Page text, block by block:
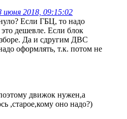
2018, 09:15:02
Если ГБЦ, то надо
дешевле. Если блок
Да и сдругим ДВС
оформлять, т.к. потом не
движок нужен,а
,старое,кому оно надо?)